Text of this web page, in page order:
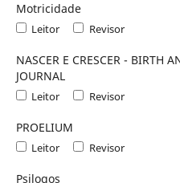
Motricidade
Leitor Revisor
NASCER E CRESCER - BIRTH
JOURNAL
Leitor Revisor
PROELIUM
Leitor Revisor
Psilogos